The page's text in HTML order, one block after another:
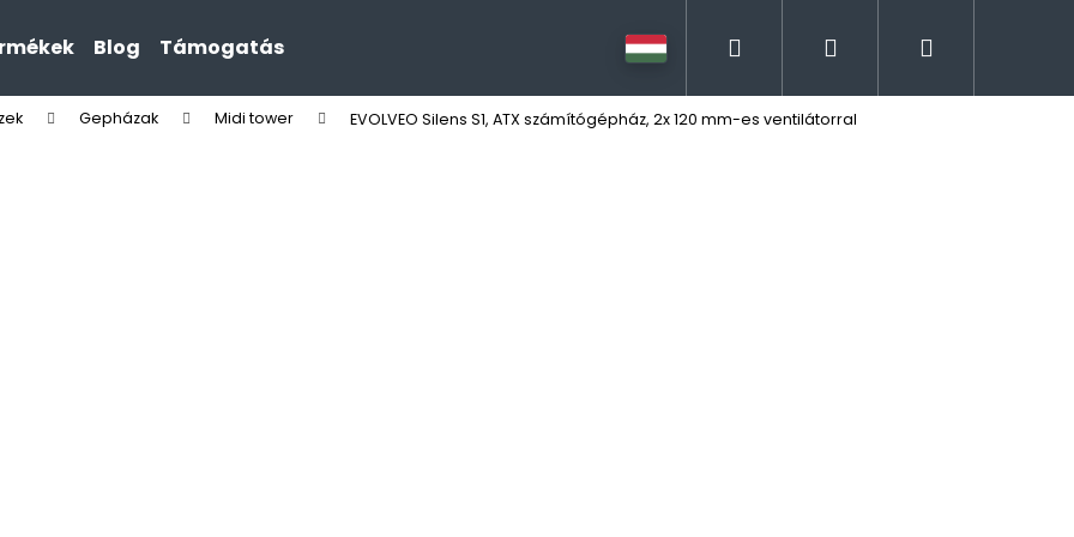
Blog Támogatás Keresés Bejelentkezés
Gepházak Midi tower EVOLVEO Silens S1, ATX számítógépház, 2x 120 mm-es ventilátorral
Mit keres?